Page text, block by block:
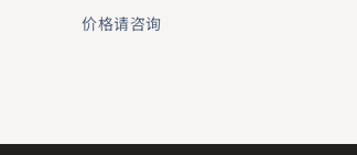
价格请咨询